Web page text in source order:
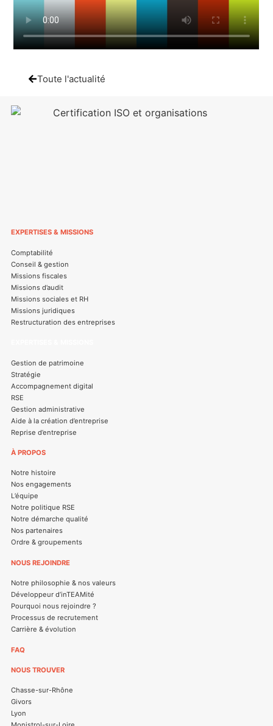
Toute l'actualité
EXPERTISES & MISSIONS
Comptabilité
Conseil & gestion
Missions fiscales
Missions d’audit
Missions sociales et RH
Missions juridiques
Restructuration des entreprises
Gestion de patrimoine
Stratégie
Accompagnement digital
RSE
Gestion administrative
Aide à la création d’entreprise
Reprise d’entreprise
À PROPOS
Notre histoire
Nos engagements
L’équipe
Notre politique RSE
Notre démarche qualité
Nos partenaires
Ordre & groupements
NOUS REJOINDRE
Notre philosophie & nos valeurs
Développeur d’inTEAMité
Pourquoi nous rejoindre ?
Processus de recrutement
Carrière & évolution
FAQ
NOUS TROUVER
Chasse-sur-Rhône
Givors
Lyon